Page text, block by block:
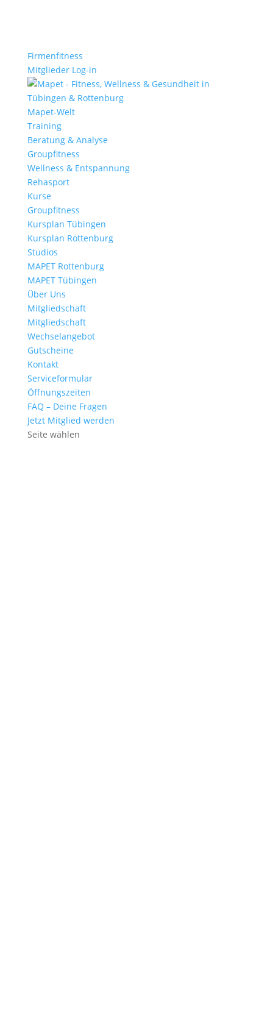
Firmenfitness
Mitglieder Log-in
Mapet-Welt
Training
Beratung & Analyse
Groupfitness
Wellness & Entspannung
Rehasport
Kurse
Groupfitness
Kursplan Tübingen
Kursplan Rottenburg
Studios
MAPET Rottenburg
MAPET Tübingen
Über Uns
Mitgliedschaft
Mitgliedschaft
Wechselangebot
Gutscheine
Kontakt
Serviceformular
Öffnungszeiten
FAQ – Deine Fragen
Jetzt Mitglied werden
Seite wählen